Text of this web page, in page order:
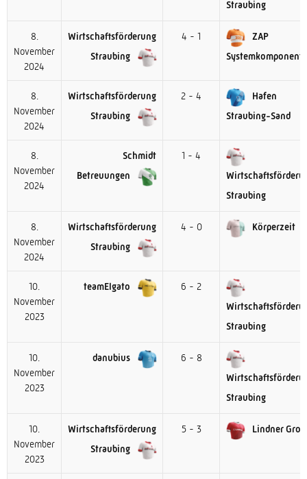
Straubing
8.
November
2024
Wirtschaftsförderung
Straubing
4 - 1
ZAP
8.
November
2024
Wirtschaftsförderung
Straubing
2 - 4
Hafen
Straubing-Sand
8.
November
2024
Schmidt
Betreuungen
1 - 4
Straubing
8.
November
2024
Wirtschaftsförderung
Straubing
4 - 0 Körperzeit
10.
November
2023
teamElgato
6 - 2
Straubing
10.
November
2023
danubius
6 - 8
Straubing
10.
November
2023
Wirtschaftsförderung
Straubing
5 - 3 Lindner